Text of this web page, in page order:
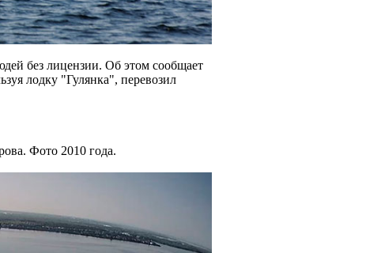
без лицензии. Об этом сообщает
лодку "Гулянка", перевозил
Фото 2010 года.